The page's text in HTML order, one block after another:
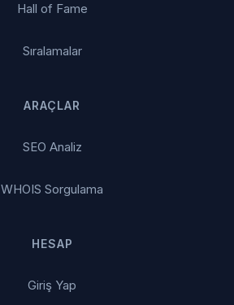
Hall of Fame
Sıralamalar
ARAÇLAR
SEO Analiz
WHOIS Sorgulama
HESAP
Giriş Yap